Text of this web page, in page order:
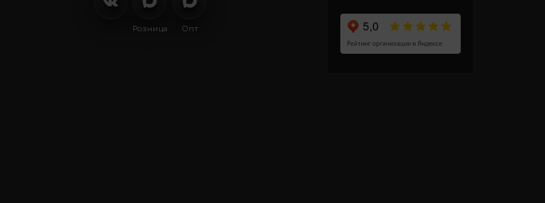
Розница Опт